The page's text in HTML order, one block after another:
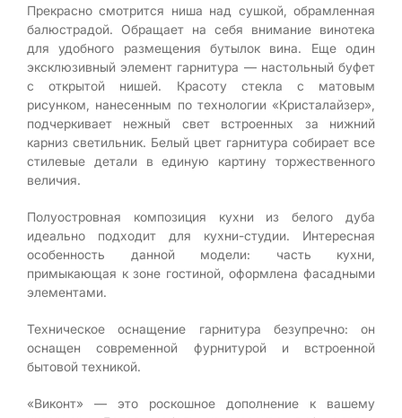
Прекрасно смотрится ниша над сушкой, обрамленная
балюстрадой. Обращает на себя внимание винотека
для удобного размещения бутылок вина. Еще один
эксклюзивный элемент гарнитура — настольный буфет
с открытой нишей. Красоту стекла с матовым
рисунком, нанесенным по технологии «Кристалайзер»,
подчеркивает нежный свет встроенных за нижний
карниз светильник. Белый цвет гарнитура собирает все
стилевые детали в единую картину торжественного
величия.
Полуостровная композиция кухни из белого дуба
идеально подходит для кухни-студии. Интересная
особенность данной модели: часть кухни,
примыкающая к зоне гостиной, оформлена фасадными
элементами.
Техническое оснащение гарнитура безупречно: он
оснащен современной фурнитурой и встроенной
бытовой техникой.
«Виконт» — это роскошное дополнение к вашему